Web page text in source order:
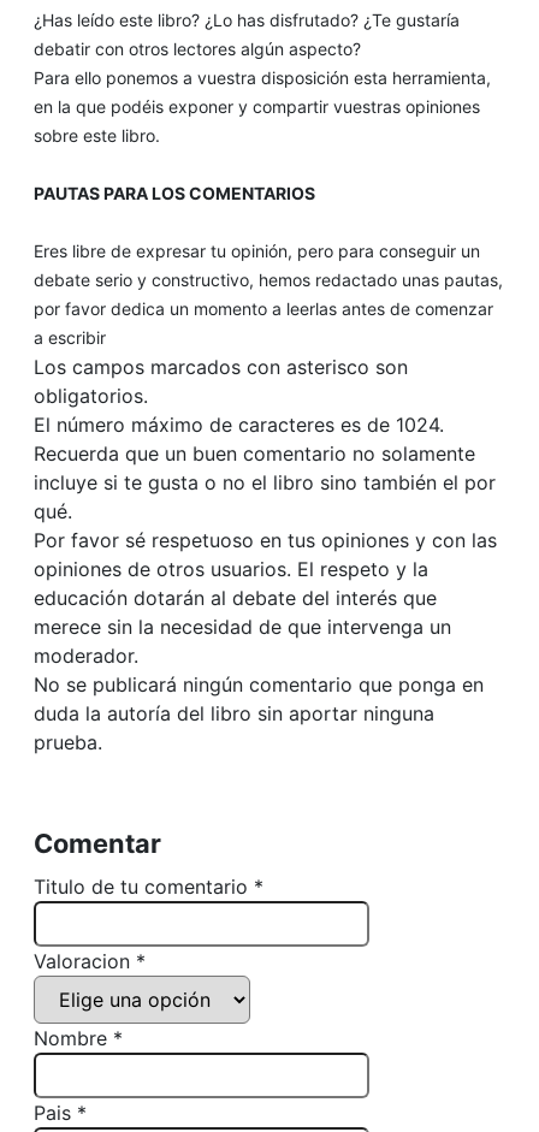
¿Has leído este libro? ¿Lo has disfrutado? ¿Te gustaría
debatir con otros lectores algún aspecto?
Para ello ponemos a vuestra disposición esta herramienta,
en la que podéis exponer y compartir vuestras opiniones
sobre este libro.
PAUTAS PARA LOS COMENTARIOS
Eres libre de expresar tu opinión, pero para conseguir un
debate serio y constructivo, hemos redactado unas pautas,
por favor dedica un momento a leerlas antes de comenzar
a escribir
Los campos marcados con asterisco son
obligatorios.
El número máximo de caracteres es de 1024.
Recuerda que un buen comentario no solamente
incluye si te gusta o no el libro sino también el por
qué.
Por favor sé respetuoso en tus opiniones y con las
opiniones de otros usuarios. El respeto y la
educación dotarán al debate del interés que
merece sin la necesidad de que intervenga un
moderador.
No se publicará ningún comentario que ponga en
duda la autoría del libro sin aportar ninguna
prueba.
Comentar
Titulo de tu comentario *
Valoracion *
Nombre *
Pais *